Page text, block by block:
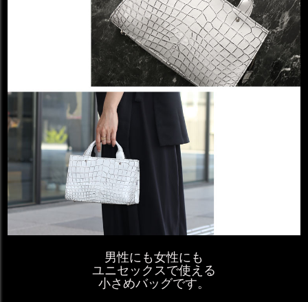
男性にも女性にも
ユニセックスで使える
小さめバッグです。